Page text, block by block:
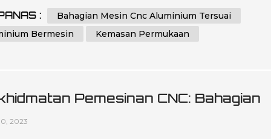
keseluruhan. selepas masa untuk pelanggan yang
yang diperlukan oleh p...
:
Bahagian Mesin Cnc Aluminium Tersuai
Bermesin
Kemasan Permukaan
Pemesinan CNC: Bahagian
Untuk Projek Anda
2023